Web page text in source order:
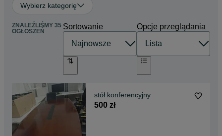
Wybierz kategorię
ZNALEŹLIŚMY 35
OGŁOSZEŃ
Sortowanie Opcje przeglądania
stół konferencyjny
500 zł